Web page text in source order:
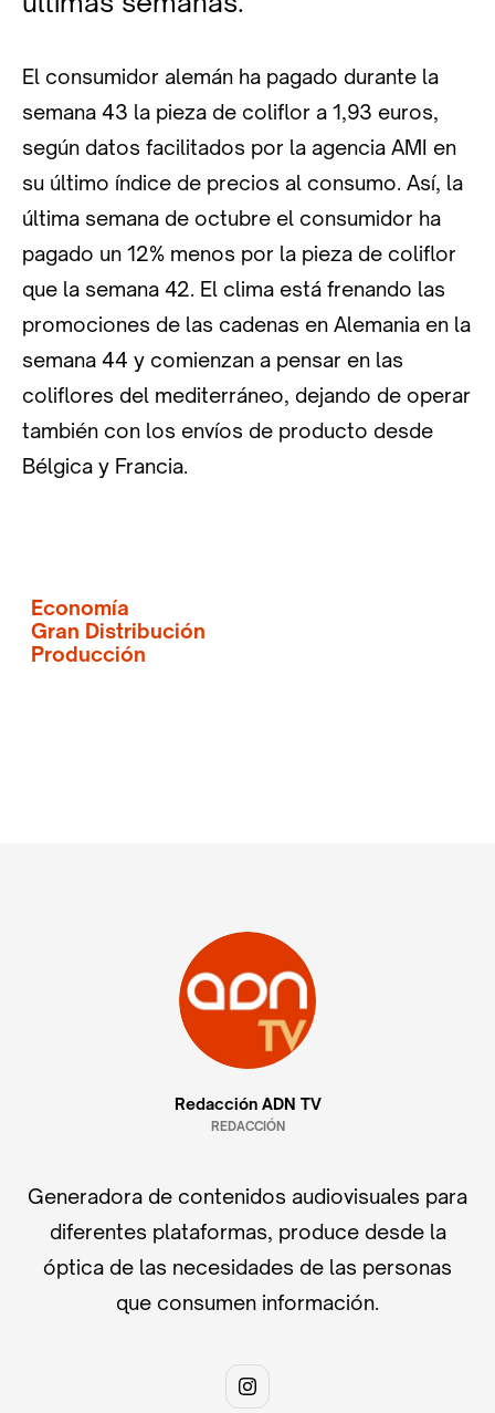
El consumidor alemán ha pagado durante la
semana 43 la pieza de coliflor a 1,93 euros,
según datos facilitados por la agencia AMI en
su último índice de precios al consumo. Así, la
última semana de octubre el consumidor ha
pagado un 12% menos por la pieza de coliflor
que la semana 42. El clima está frenando las
promociones de las cadenas en Alemania en la
semana 44 y comienzan a pensar en las
coliflores del mediterráneo, dejando de operar
también con los envíos de producto desde
Bélgica y Francia.
Economía
Gran Distribución
Producción
Redacción ADN TV
REDACCIÓN
Generadora de contenidos audiovisuales para
diferentes plataformas, produce desde la
óptica de las necesidades de las personas
que consumen información.